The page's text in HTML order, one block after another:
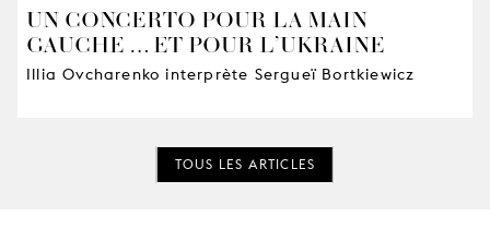
UN CONCERTO POUR LA MAIN
GAUCHE … ET POUR L’UKRAINE
Illia Ovcharenko interprète Sergueï Bortkiewicz
TOUS LES ARTICLES